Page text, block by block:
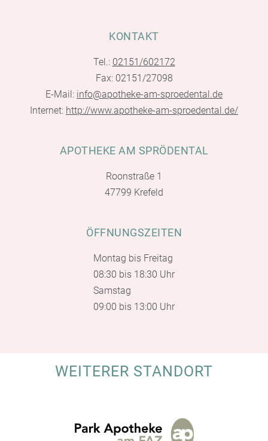
KONTAKT
Tel.: 02151/602172
Fax: 02151/27098
E-Mail: info@apotheke-am-sproedental.de
Internet: http://www.apotheke-am-sproedental.de/
APOTHEKE AM SPRÖDENTAL
Roonstraße 1
47799 Krefeld
ÖFFNUNGSZEITEN
Montag bis Freitag
08:30 bis 18:30 Uhr
Samstag
09:00 bis 13:00 Uhr
WEITERER STANDORT